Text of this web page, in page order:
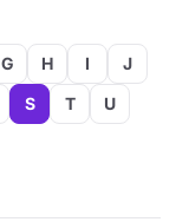
G H I
J
S T
U